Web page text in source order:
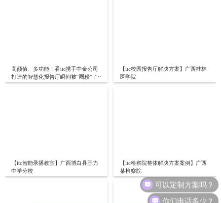
高颜值、多功能！看itc携手中金公司
打造的智慧化报告厅瞬间被“圈粉”了~
【itc校园报告厅解决方案】广西桂林
医学院
【itc智能录播教室】广西博白县王力
中学分校
【itc检察院整体解决方案案例】广西
某检察院
可以定制方案吗？
你们电话多少？